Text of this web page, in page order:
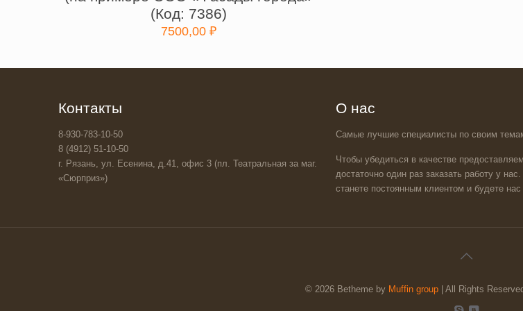
(Код: 7386)
7500,00 ₽
Контакты
8-930-783-10-50
8 (4912) 51-10-50
г. Рязань, ул. Есенина, д.41, офис 3 (пл. Театральная за маг.
«Сюрприз»)
О нас
Самые лучшие специалисты по своим
Чтобы убедиться в качестве
достаточно один раз заказать работу у
станете постоянным клиентом и будете нас
© 2026 Betheme by Muffin group | All Rights